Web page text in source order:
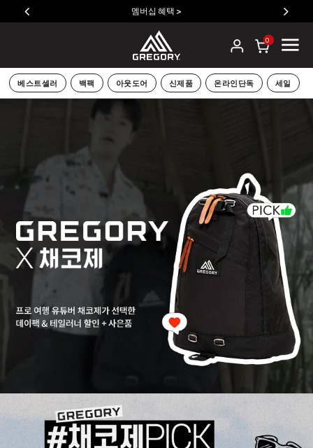
멤버십 혜택 >
0
베스트셀러 백팩 아웃도어 신제품 온라인단독 세일